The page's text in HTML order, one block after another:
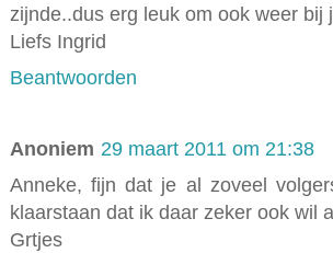
zijnde..dus erg leuk om ook weer bij
Liefs Ingrid
Beantwoorden
Anoniem 29 maart 2011 om 21:38
Anneke, fijn dat je al zoveel
klaarstaan dat ik daar zeker ook wil
Grtjes